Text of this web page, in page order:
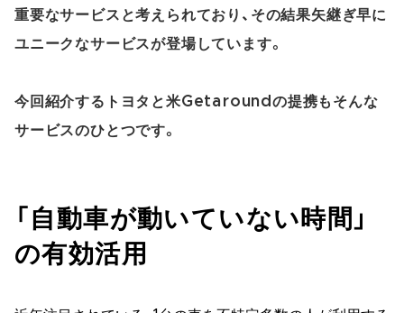
重要なサービスと考えられており、その結果矢継ぎ早に
ユニークなサービスが登場しています。
今回紹介するトヨタと米Getaroundの提携もそんな
サービスのひとつです。
「自動車が動いていない時間」
の有効活用